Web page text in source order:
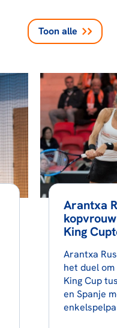
Toon alle
Arantxa
King
Arantxa
het duel
King Cup
en Spanje